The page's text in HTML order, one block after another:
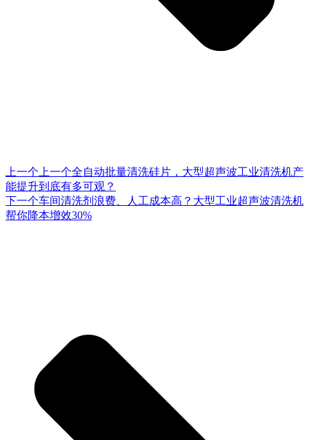
上一个 上一个全自动批量清洗硅片，大型超声波工业清洗机产
能提升到底有多可观？
下一个车间清洗剂浪费、人工成本高？大型工业超声波清洗机
帮你降本增效30%